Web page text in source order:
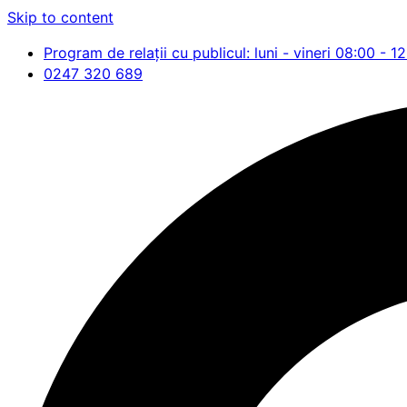
Skip to content
Program de relații cu publicul: luni - vineri 08:00 -
0247 320 689